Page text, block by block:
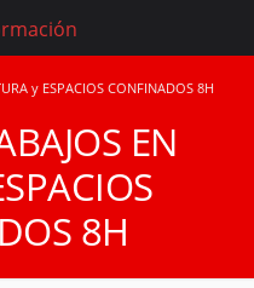
y ESPACIOS CONFINADOS 8H
EN
8H